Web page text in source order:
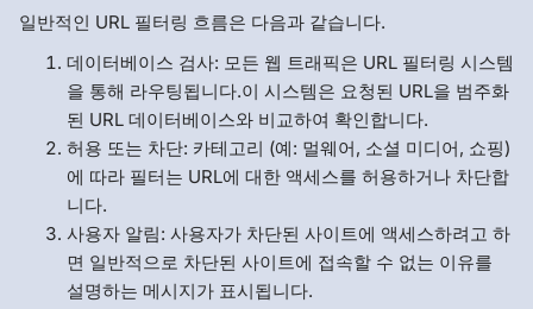
일반적인 URL 필터링 흐름은 다음과 같습니다.
데이터베이스 검사: 모든 웹 트래픽은 URL 필터링 시스템
을 통해 라우팅됩니다.이 시스템은 요청된 URL을 범주화
된 URL 데이터베이스와 비교하여 확인합니다.
허용 또는 차단: 카테고리 (예: 멀웨어, 소셜 미디어, 쇼핑)
에 따라 필터는 URL에 대한 액세스를 허용하거나 차단합
니다.
사용자 알림: 사용자가 차단된 사이트에 액세스하려고 하
면 일반적으로 차단된 사이트에 접속할 수 없는 이유를
설명하는 메시지가 표시됩니다.